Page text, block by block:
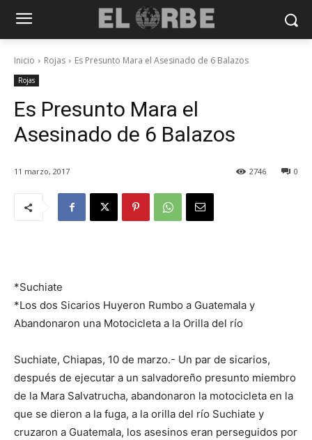
Inicio Rojas Es Presunto Mara el Asesinado de 6 Balazos
Rojas
Es Presunto Mara el
Asesinado de 6 Balazos
11 marzo, 2017 0
2746
*Suchiate
*Los dos Sicarios Huyeron Rumbo a Guatemala y
Abandonaron una Motocicleta a la Orilla del río
Suchiate, Chiapas, 10 de marzo.- Un par de sicarios,
después de ejecutar a un salvadoreño presunto miembro
de la Mara Salvatrucha, abandonaron la motocicleta en la
que se dieron a la fuga, a la orilla del río Suchiate y
cruzaron a Guatemala, los asesinos eran perseguidos por